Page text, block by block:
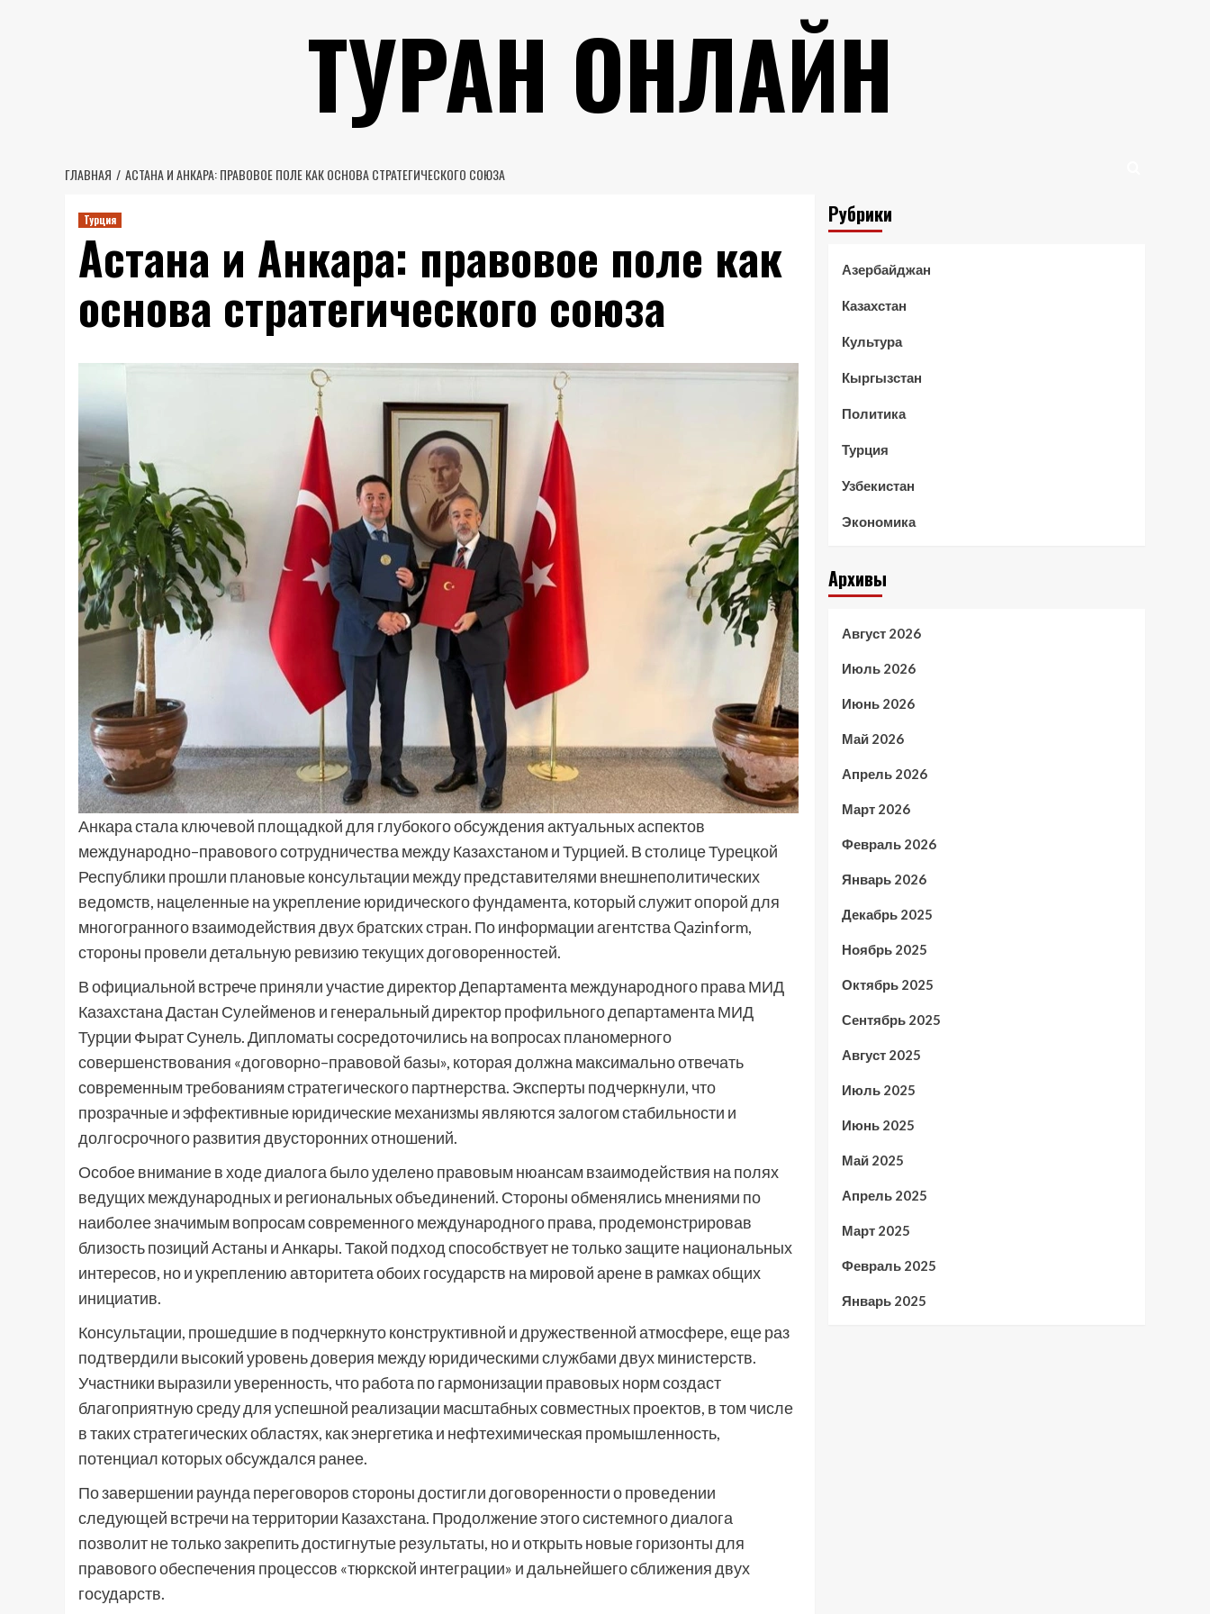
ТУРАН ОНЛАЙН
ГЛАВНАЯ АСТАНА И АНКАРА: ПРАВОВОЕ ПОЛЕ КАК ОСНОВА СТРАТЕГИЧЕСКОГО СОЮЗА
Турция
Астана и Анкара: правовое поле как
основа стратегического союза
Анкара стала ключевой площадкой для глубокого обсуждения актуальных аспектов
международно–правового сотрудничества между Казахстаном и Турцией. В столице Турецкой
Республики прошли плановые консультации между представителями внешнеполитических
ведомств, нацеленные на укрепление юридического фундамента, который служит опорой для
многогранного взаимодействия двух братских стран. По информации агентства Qazinform,
стороны провели детальную ревизию текущих договоренностей.
В официальной встрече приняли участие директор Департамента международного права МИД
Казахстана Дастан Сулейменов и генеральный директор профильного департамента МИД
Турции Фырат Сунель. Дипломаты сосредоточились на вопросах планомерного
совершенствования «договорно–правовой базы», которая должна максимально отвечать
современным требованиям стратегического партнерства. Эксперты подчеркнули, что
прозрачные и эффективные юридические механизмы являются залогом стабильности и
долгосрочного развития двусторонних отношений.
Особое внимание в ходе диалога было уделено правовым нюансам взаимодействия на полях
ведущих международных и региональных объединений. Стороны обменялись мнениями по
наиболее значимым вопросам современного международного права, продемонстрировав
близость позиций Астаны и Анкары. Такой подход способствует не только защите национальных
интересов, но и укреплению авторитета обоих государств на мировой арене в рамках общих
инициатив.
Консультации, прошедшие в подчеркнуто конструктивной и дружественной атмосфере, еще раз
подтвердили высокий уровень доверия между юридическими службами двух министерств.
Участники выразили уверенность, что работа по гармонизации правовых норм создаст
благоприятную среду для успешной реализации масштабных совместных проектов, в том числе
в таких стратегических областях, как энергетика и нефтехимическая промышленность,
потенциал которых обсуждался ранее.
По завершении раунда переговоров стороны достигли договоренности о проведении
следующей встречи на территории Казахстана. Продолжение этого системного диалога
позволит не только закрепить достигнутые результаты, но и открыть новые горизонты для
правового обеспечения процессов «тюркской интеграции» и дальнейшего сближения двух
государств.
Рубрики
Азербайджан
Казахстан
Культура
Кыргызстан
Политика
Турция
Узбекистан
Экономика
Архивы
Август 2026
Июль 2026
Июнь 2026
Май 2026
Апрель 2026
Март 2026
Февраль 2026
Январь 2026
Декабрь 2025
Ноябрь 2025
Октябрь 2025
Сентябрь 2025
Август 2025
Июль 2025
Июнь 2025
Май 2025
Апрель 2025
Март 2025
Февраль 2025
Январь 2025